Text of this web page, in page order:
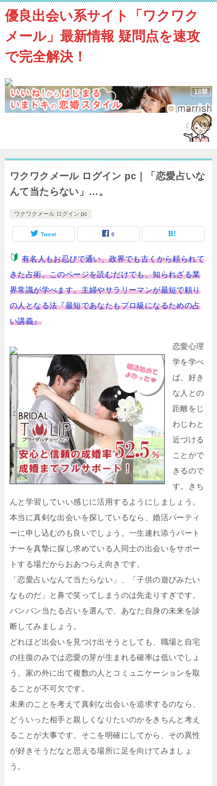
優良出会い系サイト「ワクワク
メール」最新情報 疑問点を速攻
で完全解決！
ワクワクメール ログイン pc｜「恋愛占いな
んて当たらない」…。
ワクワクメール ログイン pc
Tweet 0
有名人もお忍びで通い、政界でも古くから頼られて
きた占術。このページを読むだけでも、知られざる業
界常識が学べます。主婦やサラリーマンが最短で頼り
の人となる法『最短であなたもプロ級になるための占
い講義』
恋愛心理
学を学べ
ば、好き
な人との
距離をじ
わじわと
近づける
ことがで
きるので
す。きち
んと学習していい感じに活用するようにしましょう。
本当に真剣な出会いを探しているなら、婚活パーティ
ーに申し込むのも良いでしょう。一生連れ添うパート
ナーを真摯に探し求めている人同士の出会いをサポー
トする場だからおあつらえ向きです。
「恋愛占いなんて当たらない」、「子供の遊びみたい
なものだ」と鼻で笑ってしまうのは先走りすぎです。
バンバン当たる占いを選んで、あなた自身の未来を診
断してみましょう。
どれほど出会いを見つけ出そうとしても、職場と自宅
の往復のみでは恋愛の芽が生まれる確率は低いでしょ
う。家の外に出て複数の人とコミュニケーションを取
ることが不可欠です。
未来のことを考えて真剣な出会いを追求するのなら、
どういった相手と親しくなりたいのかをきちんと考え
ることが大事です。そこを明確にしてから、その異性
が好きそうだなと思える場所に足を向けてみましょ
う。